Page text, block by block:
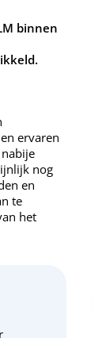
binnen
ervaren
nog
en
te
het